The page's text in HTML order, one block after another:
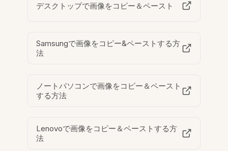
デスクトップで画像をコピー＆ペースト
Samsungで画像をコピー&ペーストする方
法
ノートパソコンで画像をコピー＆ペースト
する方法
Lenovoで画像をコピー＆ペーストする方
法